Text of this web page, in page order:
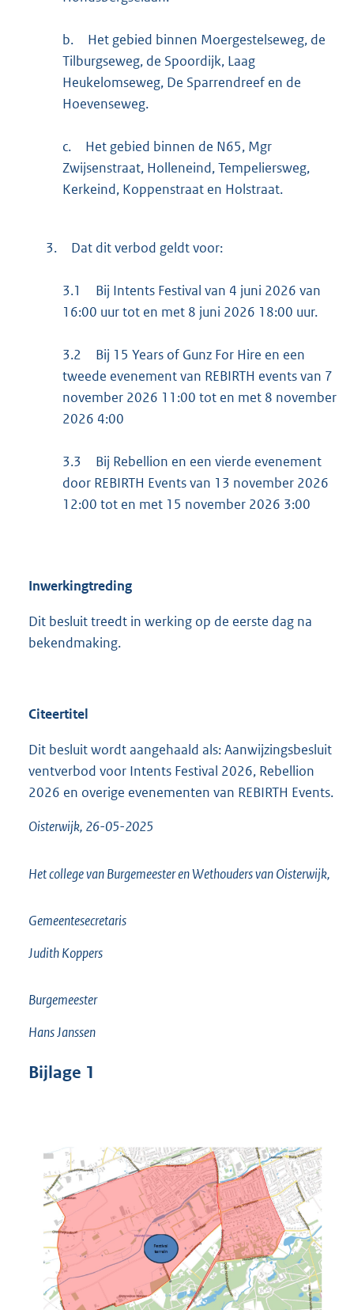
b.
Het gebied binnen Moergestelseweg, de
Tilburgseweg, de Spoordijk, Laag
Heukelomseweg, De Sparrendreef en de
Hoevenseweg.
c.
Het gebied binnen de N65, Mgr
Zwijsenstraat, Holleneind, Tempeliersweg,
Kerkeind, Koppenstraat en Holstraat.
3. Dat dit verbod geldt voor:
3.1
Bij Intents Festival van 4 juni 2026 van
16:00 uur tot en met 8 juni 2026 18:00 uur.
3.2
Bij 15 Years of Gunz For Hire en een
tweede evenement van REBIRTH events van 7
november 2026 11:00 tot en met 8 november
2026 4:00
3.3
Bij Rebellion en een vierde evenement
door REBIRTH Events van 13 november 2026
12:00 tot en met 15 november 2026 3:00
Inwerkingtreding
Dit besluit treedt in werking op de eerste dag na
bekendmaking.
Citeertitel
Dit besluit wordt aangehaald als: Aanwijzingsbesluit
ventverbod voor Intents Festival 2026, Rebellion
2026 en overige evenementen van REBIRTH Events.
Oisterwijk, 26-05-2025
Het college van Burgemeester en Wethouders van Oisterwijk,
Gemeentesecretaris
Judith Koppers
Burgemeester
Hans Janssen
Bijlage 1